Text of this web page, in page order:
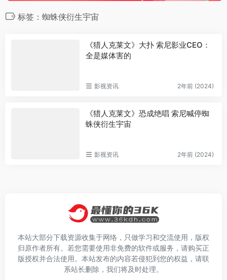
标签：蜘蛛侠衍生宇宙
《猎人克莱文》大扑 索尼影业CEO：
全是媒体害的
影视资讯 2年前 (2024)
《猎人克莱文》恐成绝唱 索尼喊停蜘
蛛侠衍生宇宙
影视资讯 2年前 (2024)
本站大部分下载资源收集于网络，只做学习和交流使用，版权
归原作者所有。若您需要使用非免费的软件或服务，请购买正
版授权并合法使用。本站发布的内容若侵犯到您的权益，请联
系站长删除，我们将及时处理。